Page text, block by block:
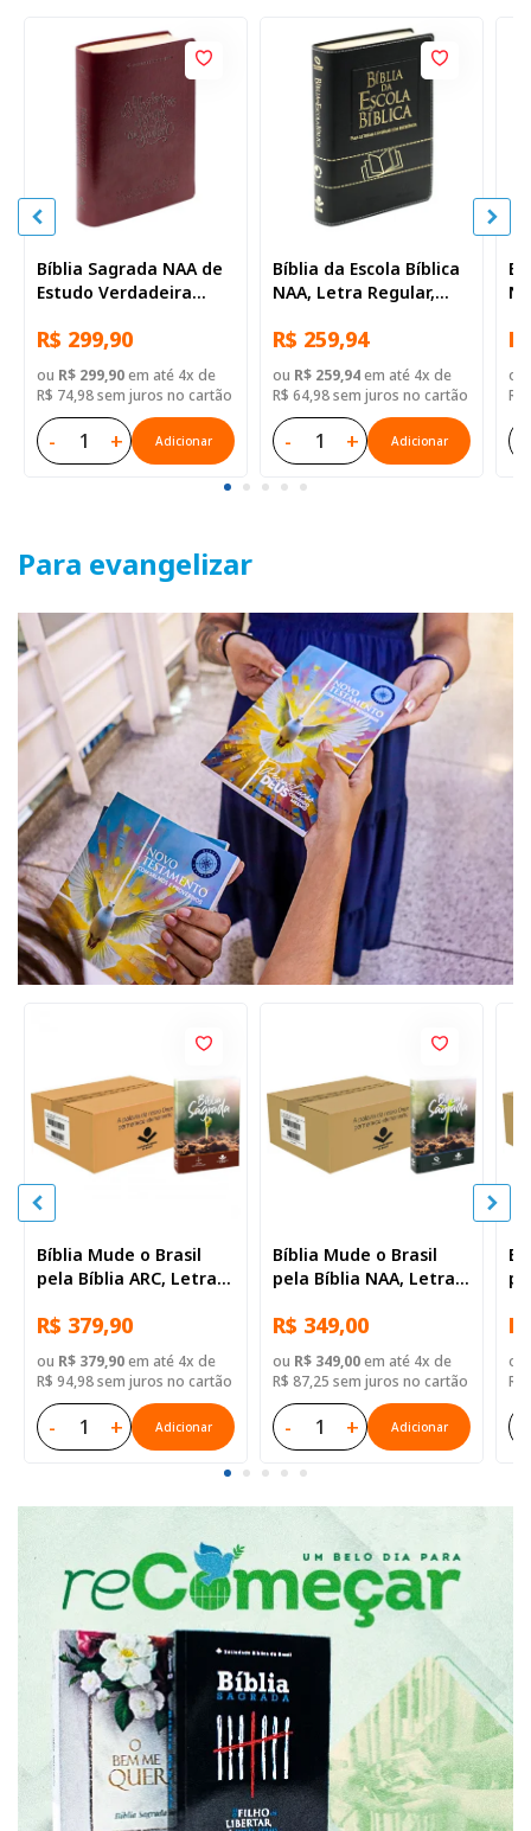
Bíblia Sagrada NAA de
Estudo Verdadeira
Regular, com mapa,
Capa Couro Sintético
Ilustrada Marrom
R$ 299,90
ou R$ 299,90em até 4x de
R$ 74,98 sem juros no cartão
- + Adicionar
Bíblia da Escola Bíblica
NAA, Letra Regular,
Sintético Preta
R$ 259,94
ou R$ 259,94em até 4x de
R$ 64,98 sem juros no cartão
- + Adicionar
ou
R$
Para evangelizar
Bíblia Mude o Brasil
pela Bíblia ARC, Letra
— 52 Biblias
R$ 379,90
ou R$ 379,90em até 4x de
R$ 94,98 sem juros no cartão
- + Adicionar
Bíblia Mude o Brasil
pela Bíblia NAA, Letra
— Mude Brasil
R$ 349,00
ou R$ 349,00em até 4x de
R$ 87,25 sem juros no cartão
- + Adicionar
—
ou
R$